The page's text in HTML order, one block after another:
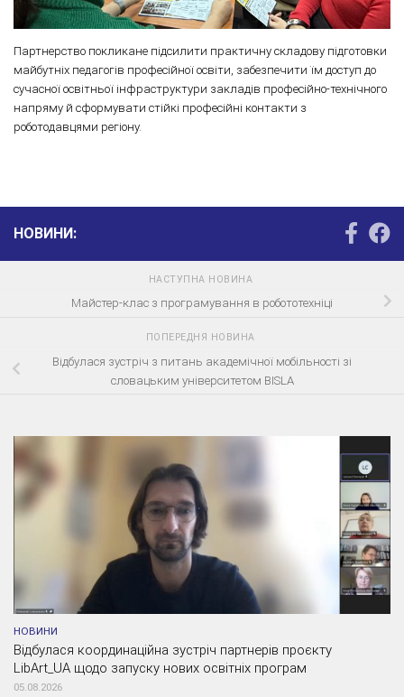
Партнерство покликане підсилити практичну складову підготовки
майбутніх педагогів професійної освіти, забезпечити їм доступ до
сучасної освітньої інфраструктури закладів професійно-технічного
напряму й сформувати стійкі професійні контакти з
роботодавцями регіону.
НОВИНИ:
НАСТУПНА НОВИНА
Майстер-клас з програмування в робототехніці
ПОПЕРЕДНЯ НОВИНА
Відбулася зустріч з питань академічної мобільності зі
словацьким університетом BISLA
НОВИНИ
Відбулася координаційна зустріч партнерів проєкту
LibArt_UA щодо запуску нових освітніх програм
05.08.2026